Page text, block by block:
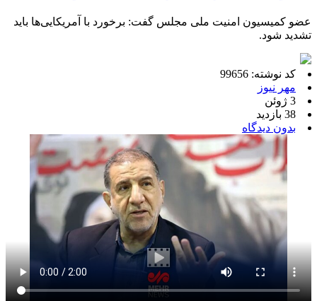
عضو کمیسیون امنیت ملی مجلس گفت: برخورد با آمریکایی‌ها باید
تشدید شود.
کد نوشته: 99656
مهر نیوز
3 ژوئن
38 بازدید
بدون دیدگاه